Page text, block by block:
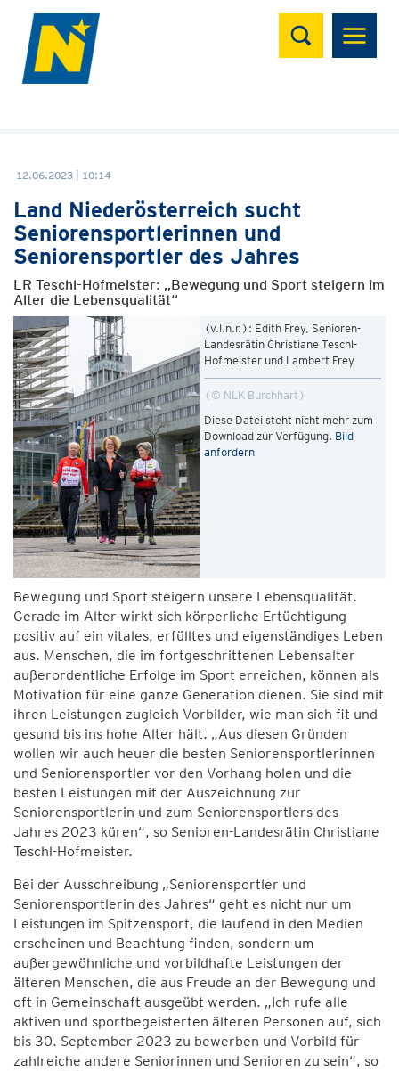
Suchen
12.06.2023 | 10:14
Land Niederösterreich sucht
Seniorensportlerinnen und
Seniorensportler des Jahres
LR Teschl-Hofmeister: „Bewegung und Sport steigern im
Alter die Lebensqualität“
(v.l.n.r.): Edith Frey, Senioren-
Landesrätin Christiane Teschl-
Hofmeister und Lambert Frey
© NLK Burchhart
Diese Datei steht nicht mehr zum
Download zur Verfügung. Bild
anfordern
Bewegung und Sport steigern unsere Lebensqualität.
Gerade im Alter wirkt sich körperliche Ertüchtigung
positiv auf ein vitales, erfülltes und eigenständiges Leben
aus. Menschen, die im fortgeschrittenen Lebensalter
außerordentliche Erfolge im Sport erreichen, können als
Motivation für eine ganze Generation dienen. Sie sind mit
ihren Leistungen zugleich Vorbilder, wie man sich fit und
gesund bis ins hohe Alter hält. „Aus diesen Gründen
wollen wir auch heuer die besten Seniorensportlerinnen
und Seniorensportler vor den Vorhang holen und die
besten Leistungen mit der Auszeichnung zur
Seniorensportlerin und zum Seniorensportlers des
Jahres 2023 küren“, so Senioren-Landesrätin Christiane
Teschl-Hofmeister.
Bei der Ausschreibung „Seniorensportler und
Seniorensportlerin des Jahres“ geht es nicht nur um
Leistungen im Spitzensport, die laufend in den Medien
erscheinen und Beachtung finden, sondern um
außergewöhnliche und vorbildhafte Leistungen der
älteren Menschen, die aus Freude an der Bewegung und
oft in Gemeinschaft ausgeübt werden. „Ich rufe alle
aktiven und sportbegeisterten älteren Personen auf, sich
bis 30. September 2023 zu bewerben und Vorbild für
zahlreiche andere Seniorinnen und Senioren zu sein“, so